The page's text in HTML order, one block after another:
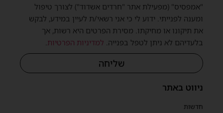
ניווט באתר
חדשות
"אמפסיס" (מפעילת אתר "חרדים אשדוד") לצורך טיפול
ומענה לפנייתי. ידוע לי כי אני רשאי/ת לעיין במידע, לבקש
את תיקונו או מחיקתו. מסירת הפרטים היא רשות, אך
בלעדיהם לא ניתן לטפל בפנייה. למדיניות הפרטיות
שליחה